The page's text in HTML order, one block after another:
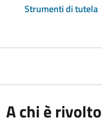
Strumenti di tutela
A chi è rivolto